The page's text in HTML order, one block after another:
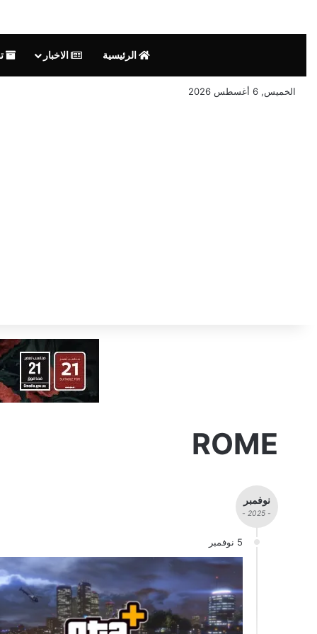
الرئيسية الاخبار
الخميس, 6 أغسطس 2026
ROME
نوفمبر
- 2025 -
5 نوفمبر